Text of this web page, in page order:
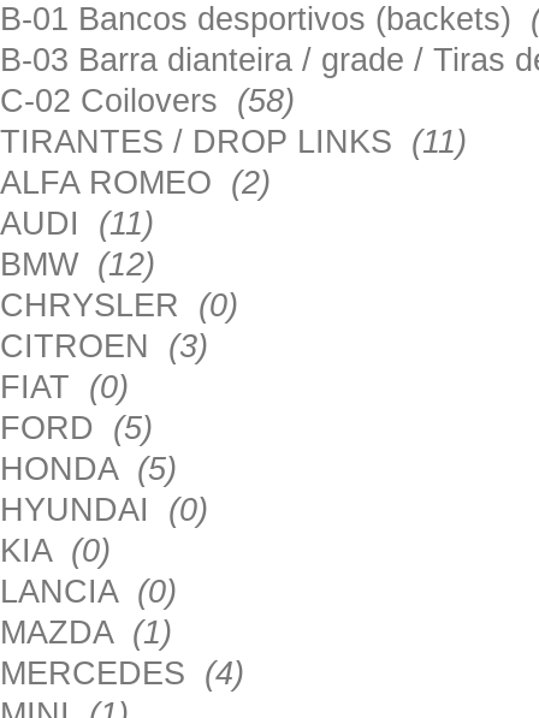
B-01 Bancos desportivos (backets)
B-03 Barra dianteira / grade / Tiras
C-02 Coilovers (58)
TIRANTES / DROP LINKS (11)
ALFA ROMEO (2)
AUDI (11)
BMW (12)
CHRYSLER (0)
CITROEN (3)
FIAT (0)
FORD (5)
HONDA (5)
HYUNDAI (0)
KIA (0)
LANCIA (0)
MAZDA (1)
MERCEDES (4)